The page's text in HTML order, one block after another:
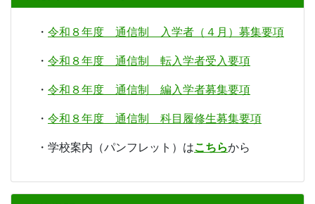
・ 令和８年度 通信制 入学者（４月）募集要項
・ 令和８年度 通信制 転入学者受入要項
・ 令和８年度 通信制 編入学者募集要項
・ 令和８年度 通信制 科目履修生募集要項
・学校案内（パンフレット）はこちらから